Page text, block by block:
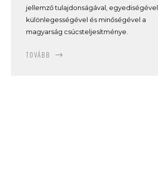
jellemző tulajdonságával, egyediségével,
különlegességével és minőségével a
magyarság csúcsteljesítménye.
TOVÁBB